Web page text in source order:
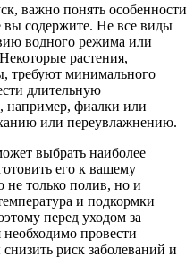
важно понять особенности
вы содержите. Не все виды
водного режима или
растения,
требуют минимального
длительную
например, фиалки или
или переувлажнению.
выбрать наиболее
его к вашему
только полив, но и
и подкормки
перед уходом за
провести
риск заболеваний и